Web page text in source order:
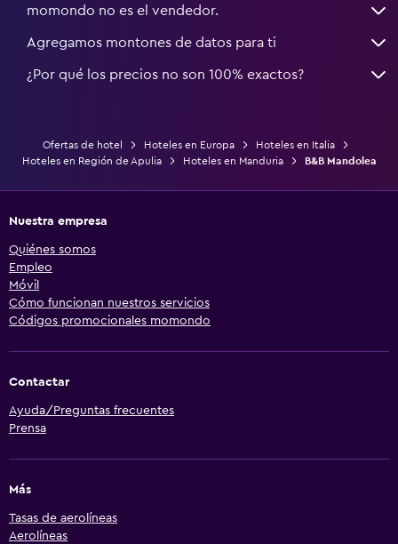
momondo no es el vendedor.
Agregamos montones de datos para ti
¿Por qué los precios no son 100% exactos?
Ofertas de hotel Hoteles en Europa
Hoteles en Italia
Hoteles en Región de Apulia
Hoteles en Manduria B&B Mandolea
Nuestra empresa
Quiénes somos
Empleo
Móvil
Cómo funcionan nuestros servicios
Códigos promocionales momondo
Contactar
Ayuda/Preguntas frecuentes
Prensa
Más
Tasas de aerolíneas
Aerolíneas